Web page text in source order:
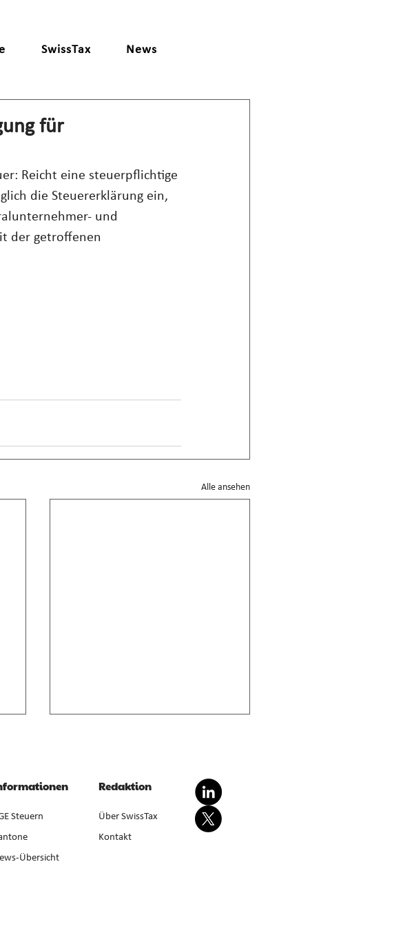
SwissTax News
für
Reicht eine steuerpflichtige
die Steuererklärung ein,
und
der getroffenen
Alle ansehen
Liquidationsgewinn aus
Neubewertung von Anlagevermögen
ist gesondert steuerbar, bei Aufgabe
der Erwerbstätigkeit (E. 5.4.1–5.4.3).
Steuern
Redaktion
Über SwissTax
Kontakt
Übersicht